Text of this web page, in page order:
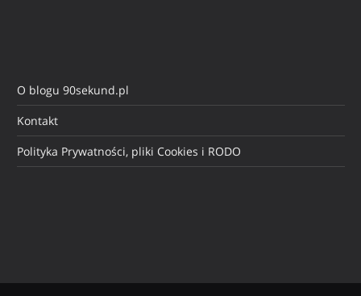
O blogu 90sekund.pl
Kontakt
Polityka Prywatności, pliki Cookies i RODO